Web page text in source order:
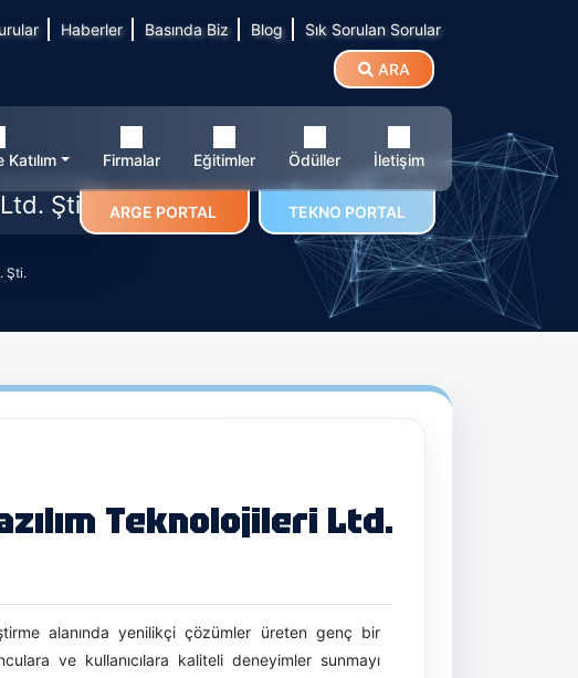
Haberler Basında Biz Blog Sık Sorulan Sorular
ARA
Firmalar Eğitimler Ödüller İletişim
ARGE PORTAL TEKNO PORTAL
Şti.
Şti.
Teknolojileri Ltd.
alanında yenilikçi çözümler üreten genç bir
ve kullanıcılara kaliteli deneyimler sunmayı